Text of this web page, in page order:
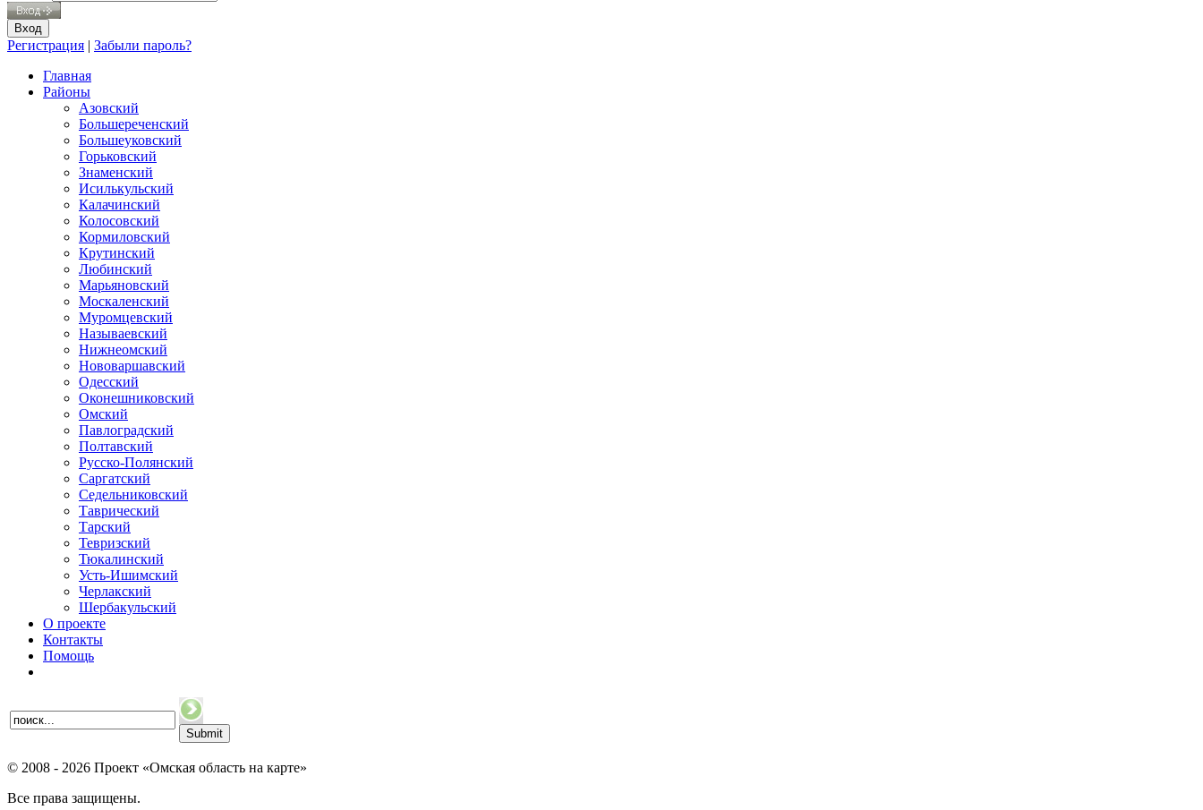
Регистрация | Забыли пароль?
Главная
Районы
Азовский
Большереченский
Большеуковский
Горьковский
Знаменский
Исилькульский
Калачинский
Колосовский
Кормиловский
Крутинский
Любинский
Марьяновский
Москаленский
Муромцевский
Называевский
Нижнеомский
Нововаршавский
Одесский
Оконешниковский
Омский
Павлоградский
Полтавский
Русско-Полянский
Саргатский
Седельниковский
Таврический
Тарский
Тевризский
Тюкалинский
Усть-Ишимский
Черлакский
Шербакульский
О проекте
Контакты
Помощь
© 2008 - 2026 Проект «Омская область на карте»
Все права защищены.